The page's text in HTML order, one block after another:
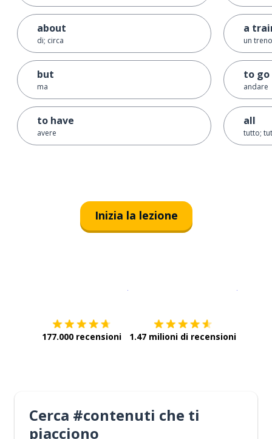
about
di; circa
but
ma
to have
avere
a
un treno
to go
andare
all
tutto;
Inizia la lezione
177.000 recensioni 1.47 milioni di recensioni
Cerca #contenuti che ti
piacciono